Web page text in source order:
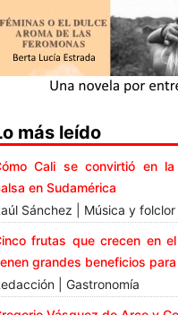
más leído
Cali se convirtió en
en Sudamérica
Sánchez | Música y folclor
frutas que crecen en
grandes beneficios
| Gastronomía